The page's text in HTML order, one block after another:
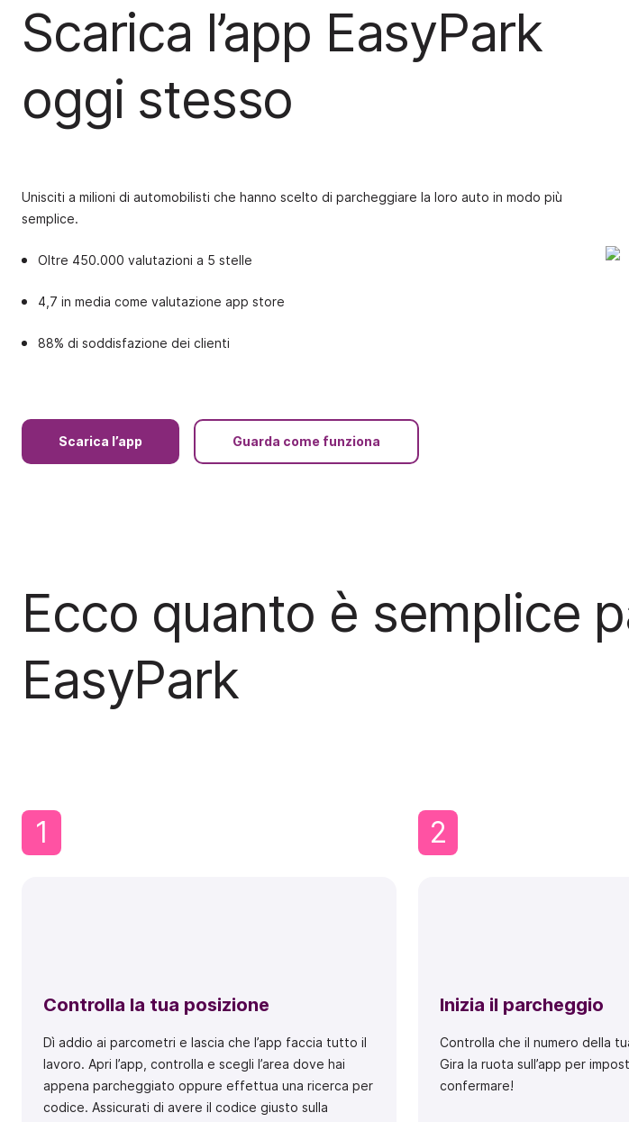
Scarica l’app EasyPark
oggi stesso
Unisciti a milioni di automobilisti che hanno scelto di parcheggiare la loro auto in modo più
semplice.
Oltre 450.000 valutazioni a 5 stelle
4,7 in media come valutazione app store
88% di soddisfazione dei clienti
Scarica l’app Guarda come funziona
Ecco quanto è semplice
EasyPark
1
Controlla la tua posizione
Dì addio ai parcometri e lascia che l’app faccia tutto il
lavoro. Apri l’app, controlla e scegli l’area dove hai
appena parcheggiato oppure effettua una ricerca per
codice. Assicurati di avere il codice giusto sulla
2
Inizia il parcheggio
Controlla che il numero della
Gira la ruota sull’app per
confermare!